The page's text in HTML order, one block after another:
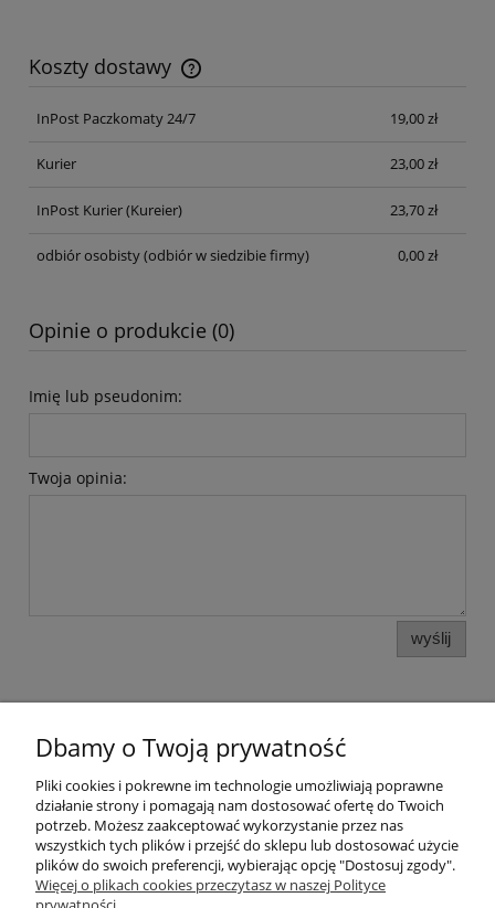
Koszty dostawy
Cena nie zawiera ewentualnych kosztów płatności
InPost Paczkomaty 24/7
19,00 zł
Kurier 23,00 zł
InPost Kurier(Kureier) 23,70 zł
odbiór osobisty(odbiór w siedzibie firmy) 0,00 zł
Opinie o produkcie (0)
Imię lub pseudonim:
Twoja opinia:
wyślij
Moje konto
Płatności i dostawa
Dbamy o Twoją prywatność
Pliki cookies i pokrewne im technologie umożliwiają poprawne
działanie strony i pomagają nam dostosować ofertę do Twoich
potrzeb. Możesz zaakceptować wykorzystanie przez nas
wszystkich tych plików i przejść do sklepu lub dostosować użycie
plików do swoich preferencji, wybierając opcję "Dostosuj zgody".
Więcej o plikach cookies przeczytasz w naszej Polityce